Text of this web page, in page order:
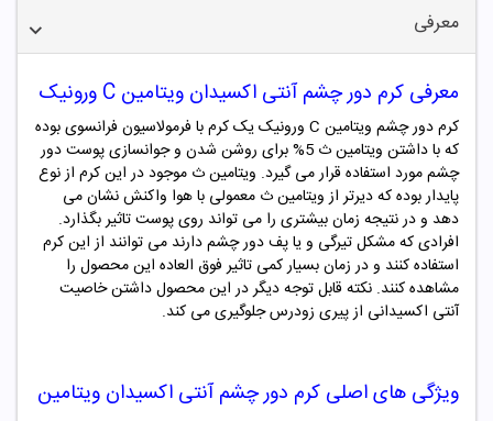
معرفی
معرفی کرم دور چشم آنتی اکسیدان ویتامین C ورونیک
کرم دور چشم ویتامین C ورونیک یک کرم با فرمولاسیون فرانسوی بوده
که با داشتن ویتامین ث 5% برای روشن شدن و جوانسازی پوست دور
چشم مورد استفاده قرار می گیرد. ویتامین ث موجود در این کرم از نوع
پایدار بوده که دیرتر از ویتامین ث معمولی با هوا واکنش نشان می
دهد و در نتیجه زمان بیشتری را می تواند روی پوست تاثیر بگذارد.
افرادی که مشکل تیرگی و یا پف دور چشم دارند می توانند از این کرم
استفاده کنند و در زمان بسیار کمی تاثیر فوق العاده این محصول را
مشاهده کنند. نکته قابل توجه دیگر در این محصول داشتن خاصیت
آنتی اکسیدانی از پیری زودرس جلوگیری می کند.
ویژگی های اصلی کرم دور چشم آنتی اکسیدان ویتامین